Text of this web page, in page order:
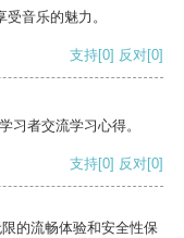
音乐的魅力。
支持[0] 反对[0]
习者交流学习心得。
支持[0] 反对[0]
的流畅体验和安全性保